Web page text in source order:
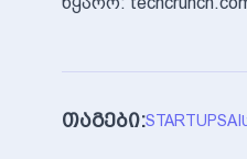
თაგები:STARTUPSAI